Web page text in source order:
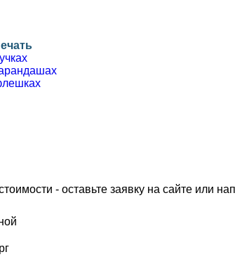
- оставьте заявку на сайте или